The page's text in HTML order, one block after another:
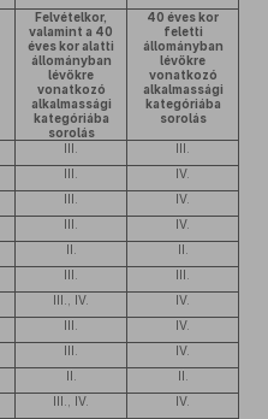
Felvételkor,
valamint a 40
éves kor alatti
állományban
lévőkre
vonatkozó
alkalmassági
kategóriába
sorolás
40 éves kor
feletti
állományban
lévőkre
vonatkozó
alkalmassági
kategóriába
sorolás
III.
III.
III.
IV.
III.
IV.
III.
IV.
II.
II.
III.
III.
III., IV.
IV.
III.
IV.
III.
IV.
II.
II.
III., IV.
IV.